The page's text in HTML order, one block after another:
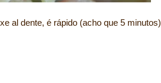
al dente, é rápido (acho que 5 minutos)